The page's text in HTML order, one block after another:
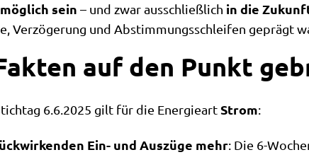
sein – und zwar ausschließlich in die
Verzögerung und Abstimmungsschleifen geprägt
auf den Punkt
6.6.2025 gilt für die EnergieartStrom:
Ein- und Auszüge mehr: Die 6-